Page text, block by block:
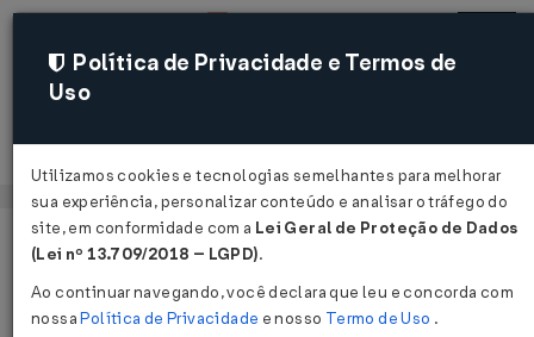
Acessar
Página Inicial
Notícias
cálculo do Fator Acidentário de Prevenção para 2011 ...
Política de Privacidade e Termos de
Uso
Utilizamos cookies e tecnologias semelhantes para melhorar
sua experiência, personalizar conteúdo e analisar o tráfego do
site, em conformidade com a Lei Geral de Proteção de Dados
(Lei nº 13.709/2018 – LGPD).
Ao continuar navegando, você declara que leu e concorda com
nossaPolítica de Privacidade e nosso Termo de Uso .